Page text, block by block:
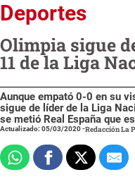
Deportes
Olimpia sigue
11 de la Liga
Aunque empató 0-0 en su
sigue de líder de la Liga
se metió Real España que
Actualizado: 05/03/2020-Redacción La